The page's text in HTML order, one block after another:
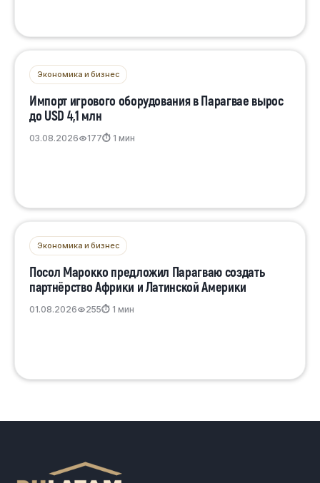
Экономика и бизнес
Импорт игрового оборудования в Парагвае вырос
до USD 4,1 млн
03.08.2026 177⏱ 1 мин
Экономика и бизнес
Посол Марокко предложил Парагваю создать
партнёрство Африки и Латинской Америки
01.08.2026 255⏱ 1 мин